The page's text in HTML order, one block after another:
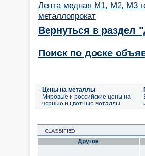
Лента медная М1, М2, М3
металлопрокат
Вернуться в раздел
Поиск по доске
Цены на металлы
Мировые и российские цены на
черные и цветные металлы
CLASSIFIED
Другое